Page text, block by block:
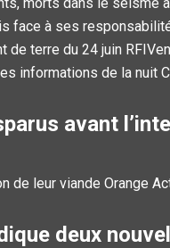
face à ses
terre du 24 juin
informations de la nuit
avant
de leur viande Orange
deux